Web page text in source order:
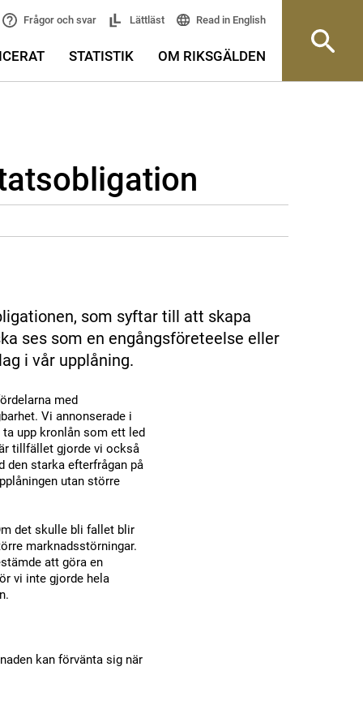
Frågor och svar Lättläst Read in English
STATISTIK OM RIKSGÄLDEN
som syftar till att skapa
ses som en engångsföreteelse eller
i vår upplåning.
med
Vi annonserade i
upp kronlån som ett led
tillfället gjorde vi också
den starka efterfrågan på
utan större
det skulle bli fallet blir
marknadsstörningar.
att göra en
vi inte gjorde hela
kan förvänta sig när